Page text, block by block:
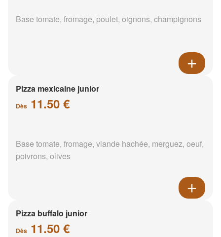
Base tomate, fromage, poulet, oignons, champignons
Pizza mexicaine junior
Dès 11.50 €
Base tomate, fromage, viande hachée, merguez, oeuf,
poivrons, olives
Pizza buffalo junior
Dès 11.50 €